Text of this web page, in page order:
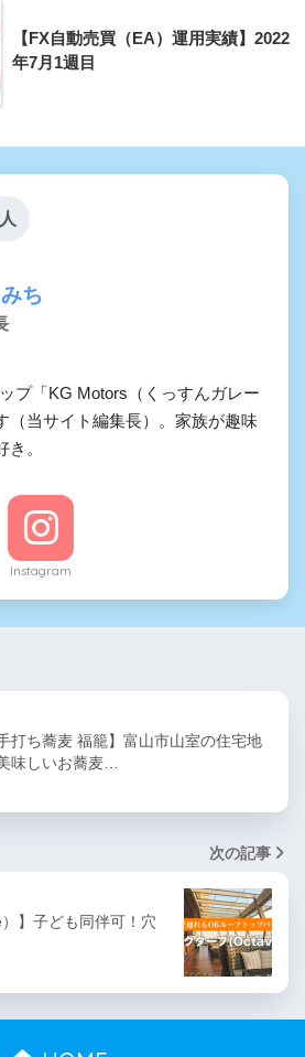
【FX自動売買（EA）運用実績】2022
年7月1週目
ち
プ「KG Motors（くっすんガレー
（当サイト編集長）。家族が趣味
。
Instagram
打ち蕎麦 福籠】富山市山室の住宅地
味しいお蕎麦…
次の記事
】子ども同伴可！穴